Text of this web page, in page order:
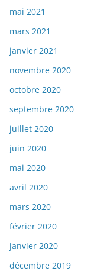
mai 2021
mars 2021
janvier 2021
novembre 2020
octobre 2020
septembre 2020
juillet 2020
juin 2020
mai 2020
avril 2020
mars 2020
février 2020
janvier 2020
décembre 2019